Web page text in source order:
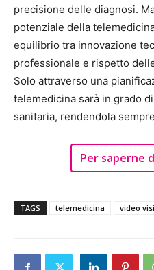
precisione delle diagnosi.
potenziale della
equilibrio tra innovazione
professionale e rispetto
Solo attraverso una
telemedicina sarà in grado
sanitaria, rendendola
Per saperne
TAGS telemedicina video